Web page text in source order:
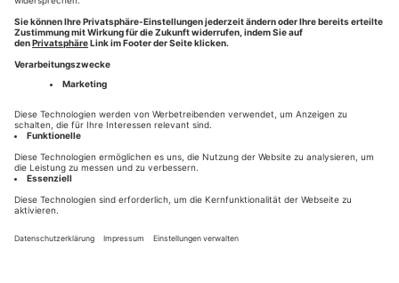
#Klinik,#Presse-Druck,#Umschlag,#Kreisspitalstiftung
Weißenhorn, #Covid 19
HILFE